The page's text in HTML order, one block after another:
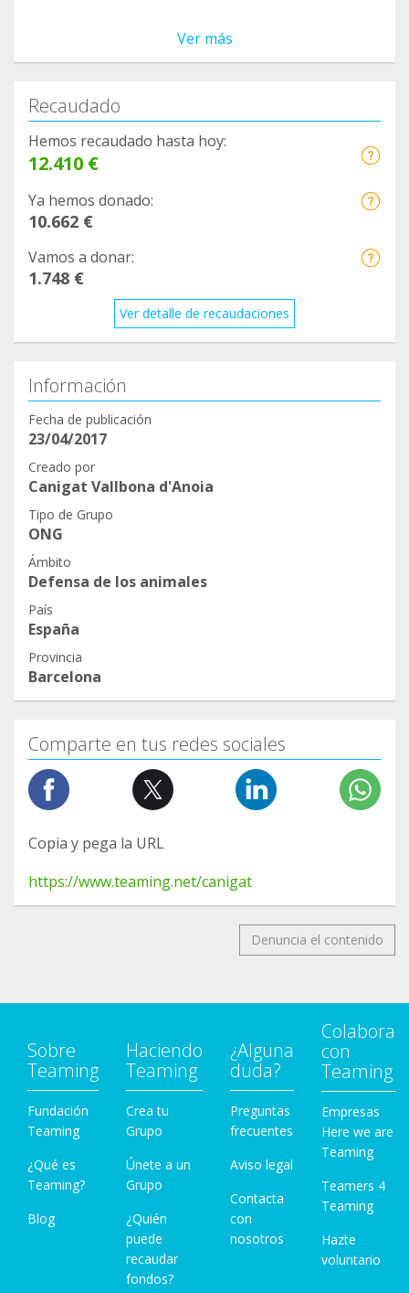
Ver más
Recaudado
Hemos recaudado hasta hoy:
12.410 €
Ya hemos donado:
10.662 €
Vamos a donar:
1.748 €
Ver detalle de recaudaciones
Información
Fecha de publicación
23/04/2017
Creado por
Canigat Vallbona d'Anoia
Tipo de Grupo
ONG
Ámbito
Defensa de los animales
País
España
Provincia
Barcelona
Comparte en tus redes sociales
Copia y pega la URL
https://www.teaming.net/canigat
Denuncia el contenido
Sobre
Teaming
Fundación
Teaming
¿Qué es
Teaming?
Blog
Haciendo
Teaming
Crea tu
Grupo
Únete a un
Grupo
¿Quién
puede
recaudar
fondos?
¿Alguna
duda?
Preguntas
frecuentes
Aviso legal
Contacta
con
nosotros
Colabora
con
Teaming
Empresas
Here we are
Teaming
Teamers 4
Teaming
Hazte
voluntario